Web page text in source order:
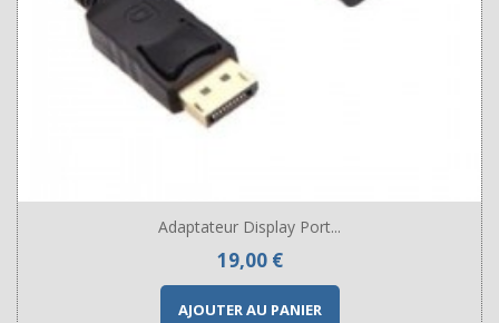
Adaptateur Display Port...
Prix
19,00 €
AJOUTER AU PANIER